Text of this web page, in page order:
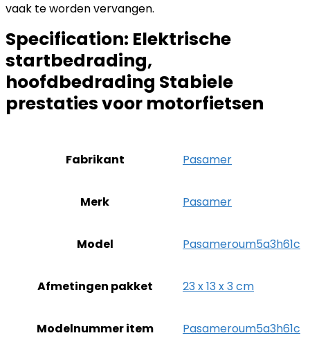
vaak te worden vervangen.
Specification: Elektrische
startbedrading,
hoofdbedrading Stabiele
prestaties voor motorfietsen
Fabrikant ‎Pasamer
Merk ‎Pasamer
Model ‎Pasameroum5a3h61c
Afmetingen pakket ‎23 x 13 x 3 cm
Modelnummer item ‎Pasameroum5a3h61c